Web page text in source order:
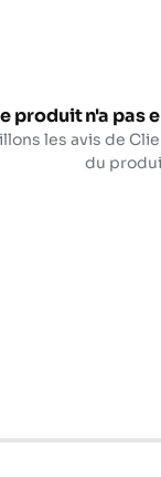
produit n'a pas
les avis de
du